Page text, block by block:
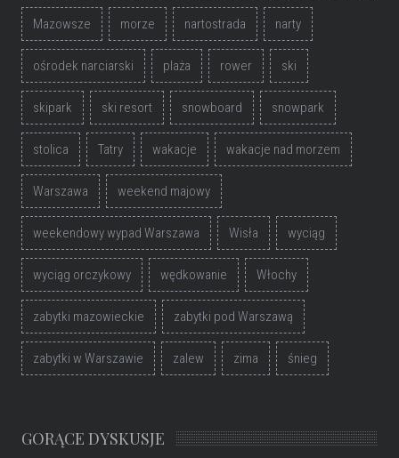
Mazowsze morze nartostrada narty
ośrodek narciarski plaża rower ski
skipark ski resort snowboard snowpark
stolica Tatry wakacje wakacje nad morzem
Warszawa weekend majowy
weekendowy wypad Warszawa Wisła wyciąg
wyciąg orczykowy wędkowanie Włochy
zabytki mazowieckie zabytki pod Warszawą
zabytki w Warszawie zalew zima śnieg
GORĄCE DYSKUSJE